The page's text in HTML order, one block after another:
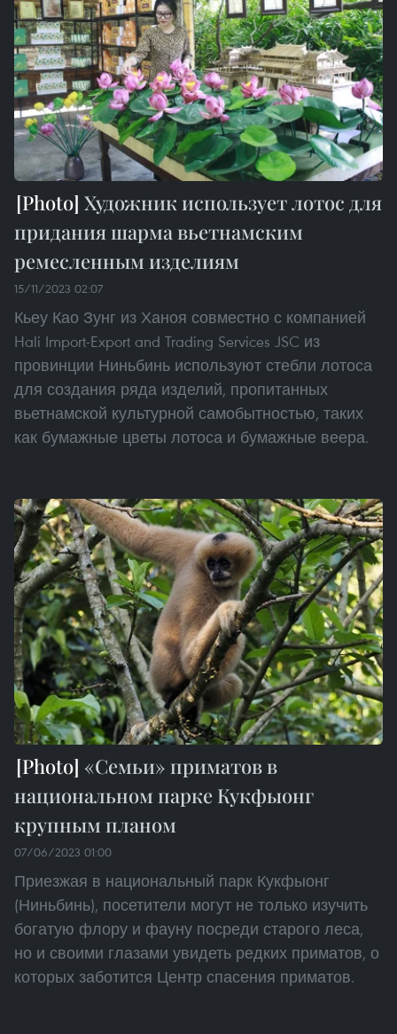
Художник использует лотос для
придания шарма вьетнамским
ремесленным изделиям
15/11/2023 02:07
Кьеу Као Зунг из Ханоя совместно с компанией
Hali Import-Export and Trading Services JSC из
провинции Ниньбинь используют стебли лотоса
для создания ряда изделий, пропитанных
вьетнамской культурной самобытностью, таких
как бумажные цветы лотоса и бумажные веера.
«Семьи» приматов в
национальном парке Кукфыонг
крупным планом
07/06/2023 01:00
Приезжая в национальный парк Кукфыонг
(Ниньбинь), посетители могут не только изучить
богатую флору и фауну посреди старого леса,
но и своими глазами увидеть редких приматов, о
которых заботится Центр спасения приматов.